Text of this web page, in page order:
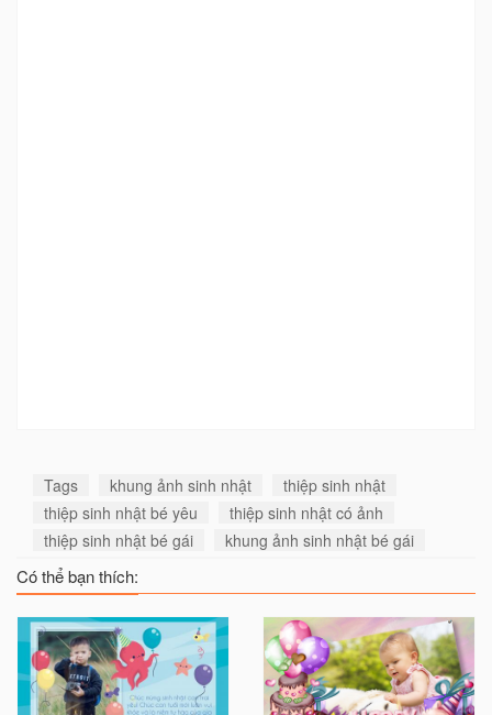
Tags khung ảnh sinh nhật
thiệp sinh nhật
thiệp sinh nhật bé yêu
thiệp sinh nhật có ảnh
thiệp sinh nhật bé gái
khung ảnh sinh nhật bé gái
Có thể bạn thích: